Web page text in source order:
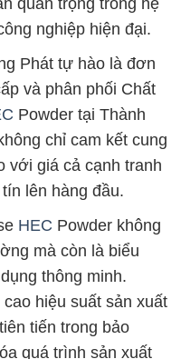
quan trọng trong hệ
nghiệp hiện đại.
Phát tự hào là đơn
và phân phối Chất
Powder tại Thành
chỉ cam kết cung
với giá cả cạnh tranh
lên hàng đầu.
HEC Powder không
mà còn là biểu
thông minh.
hiệu suất sản xuất
tiến trong bảo
quá trình sản xuất